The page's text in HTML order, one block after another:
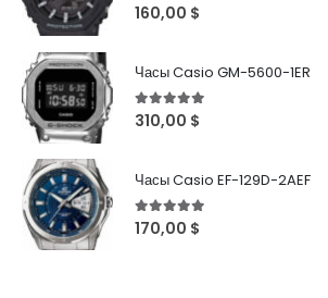
5out of 5
160,00 $
Часы Casio GM-5600-1ER
5out of 5
310,00 $
Часы Casio EF-129D-2AEF
5out of 5
170,00 $